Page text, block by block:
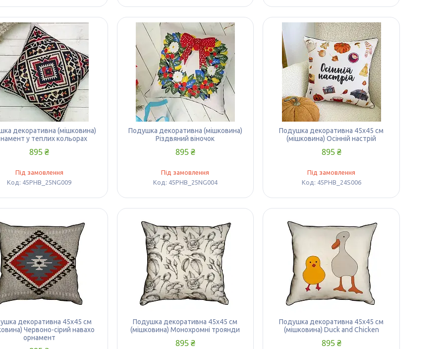
декоративна (мішковина)
у теплих кольорах
895 ₴
Під замовлення
45PHB_25NG009
Подушка декоративна (мішковина)
Різдвяний віночок
895 ₴
Під замовлення
45PHB_25NG004
Подушка декоративна 45х45 см
(мішковина) Осінній настрій
895 ₴
Під замовлення
45PHB_24S006
декоративна 45х45 см
Червоно-сірий навахо
орнамент
Подушка декоративна 45х45 см
(мішковина) Монохромні троянди
895 ₴
Подушка декоративна 45х45 см
(мішковина) Duck and Chicken
895 ₴